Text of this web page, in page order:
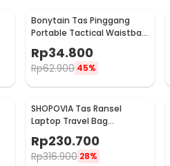
Bonytain Tas Pinggang
Portable Tactical Waistbag
Army Look - B1526
Rp34.800
Rp62.900 45%
SHOPOVIA Tas Ransel
Laptop Travel Bag
Waterproof with USB Port
35L - KC14
Rp230.700
Rp316.900 28%